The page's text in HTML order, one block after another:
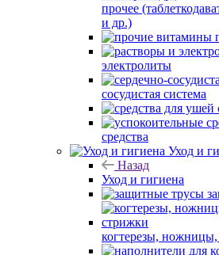
прочее
и др.)
электролиты
сосудистая система
средства
Уход и
Назад
Уход и гигиена
когтерезы,